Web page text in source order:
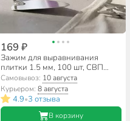
169 ₽
Зажим для выравнивания
плитки 1.5 мм, 100 шт, СВП
Norma, Profi Level Master, 00-
00002166
Самовывоз: 10 августа
Курьером: 8 августа
4.9•3 отзыва
В корзину